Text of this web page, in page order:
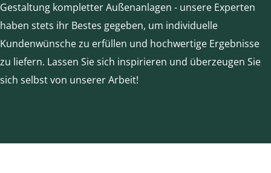
Gestaltung kompletter Außenanlagen - unsere Experten
haben stets ihr Bestes gegeben, um individuelle
Kundenwünsche zu erfüllen und hochwertige Ergebnisse
zu liefern. Lassen Sie sich inspirieren und überzeugen Sie
sich selbst von unserer Arbeit!